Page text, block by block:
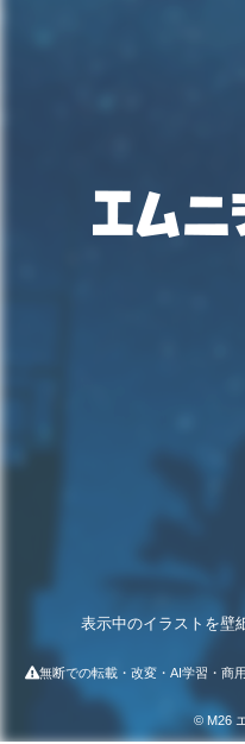
表示中のイラストを壁
無断での転載・改変・AI学習・商
© M26